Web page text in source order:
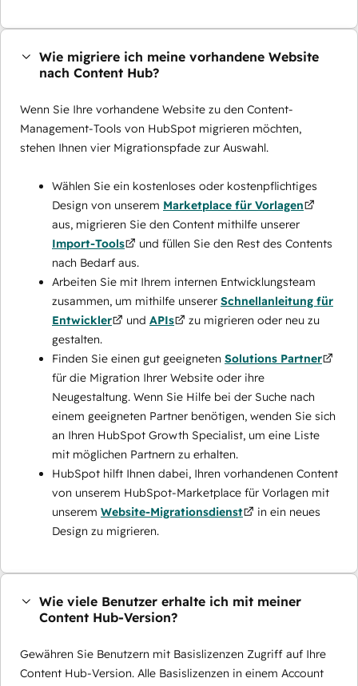
Wie migriere ich meine vorhandene Website
nach Content Hub?
Wenn Sie Ihre vorhandene Website zu den Content-
Management-Tools von HubSpot migrieren möchten,
stehen Ihnen vier Migrationspfade zur Auswahl.
Wählen Sie ein kostenloses oder kostenpflichtiges
Design von unserem Marketplace für Vorlagen
aus, migrieren Sie den Content mithilfe unserer
Import-Tools
und füllen Sie den Rest des Contents
nach Bedarf aus.
Arbeiten Sie mit Ihrem internen Entwicklungsteam
zusammen, um mithilfe unserer Schnellanleitung für
Entwickler
und APIs
zu migrieren oder neu zu
gestalten.
Finden Sie einen gut geeigneten Solutions Partner
für die Migration Ihrer Website oder ihre
Neugestaltung. Wenn Sie Hilfe bei der Suche nach
einem geeigneten Partner benötigen, wenden Sie sich
an Ihren HubSpot Growth Specialist, um eine Liste
mit möglichen Partnern zu erhalten.
HubSpot hilft Ihnen dabei, Ihren vorhandenen Content
von unserem HubSpot-Marketplace für Vorlagen mit
unserem Website-Migrationsdienst
in ein neues
Design zu migrieren.
Wie viele Benutzer erhalte ich mit meiner
Content Hub-Version?
Gewähren Sie Benutzern mit Basislizenzen Zugriff auf Ihre
Content Hub-Version. Alle Basislizenzen in einem Account